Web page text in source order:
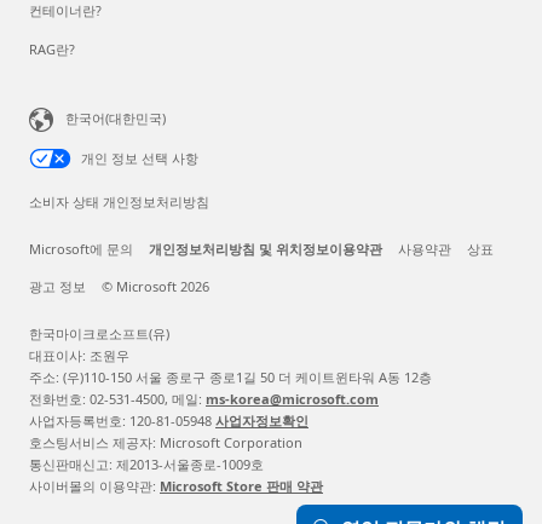
컨테이너란?
RAG란?
한국어(대한민국)
개인 정보 선택 사항
소비자 상태 개인정보처리방침
Microsoft에 문의 개인정보처리방침 및 위치정보이용약관 사용약관 상표
광고 정보 © Microsoft 2026
한국마이크로소프트(유)
대표이사: 조원우
주소: (우)110-150 서울 종로구 종로1길 50 더 케이트윈타워 A동 12층
전화번호: 02-531-4500, 메일: ms-korea@microsoft.com
사업자등록번호: 120-81-05948 사업자정보확인
호스팅서비스 제공자: Microsoft Corporation
통신판매신고: 제2013-서울종로-1009호
사이버몰의 이용약관: Microsoft Store 판매 약관